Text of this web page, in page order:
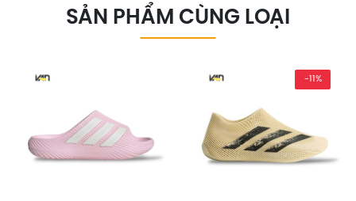
SẢN PHẨM CÙNG LOẠI
-11%